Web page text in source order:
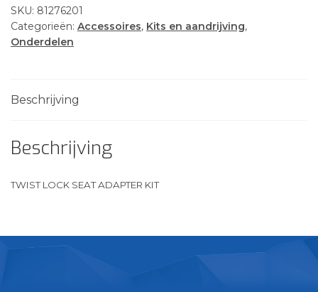
KIT
aantal
SKU: 81276201
Categorieën: Accessoires, Kits en aandrijving,
Onderdelen
Beschrijving
Beschrijving
TWIST LOCK SEAT ADAPTER KIT